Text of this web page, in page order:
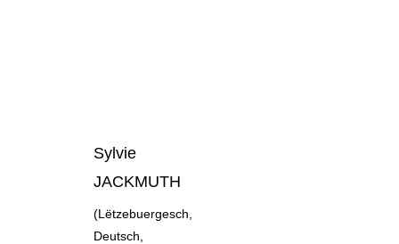
Sylvie
JACKMUTH
(Lëtzebuergesch,
Deutsch,